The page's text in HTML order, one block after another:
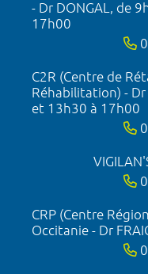
- Dr DONGAL, de
17h00
C2R (Centre de
Réhabilitation) -
et 13h30 à 17h00
CRP (Centre
Occitanie - Dr